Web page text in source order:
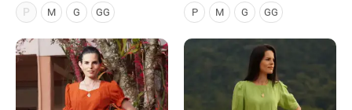
P
M G GG P M G GG